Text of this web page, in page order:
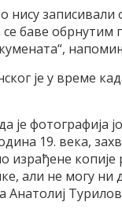
нису записивали
баве обрнутим
је у време
је фотографија
19. века,
израђене
али не могу ни
Анатолиј